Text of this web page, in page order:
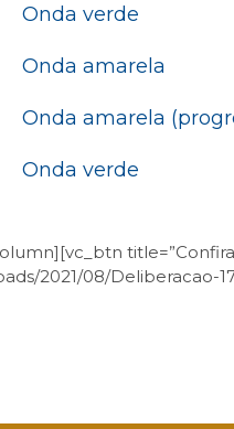
Onda verde
Onda amarela
Onda amarela
Onda verde
2021/08/Deliberacao-